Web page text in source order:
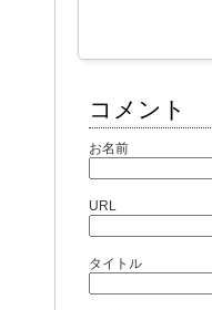
コメント
お名前
URL
タイトル